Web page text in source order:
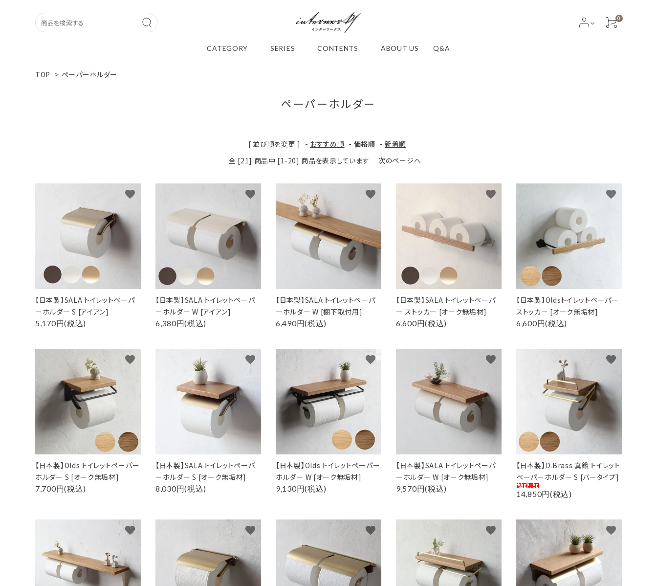
0
CATEGORY SERIES
独自のエイジング加工で やや古びた様な鉄
か懐かしい雰囲気を醸す -- オールズシリーズ
手作業でのサテン仕上による上質なツヤ
仕事が見てとれる ～ ディーブラス シリーズ
シンプルアイアン × 天然木 (オーク無垢
チュラルで温かみのある空間を演出する サラ
CONTENTS ABOUT US Q&A
TOP > ペーパーホルダー
ペーパーホルダー
[ 並び順を変更 ] - おすすめ順 - 価格順 - 新着順
全 [21] 商品中 [1-20] 商品を表示しています
次のページへ
【日本製】SALA トイレットペーパ
ーホルダー S [アイアン]
5,170円(税込)
favorite
【日本製】SALA トイレットペーパ
ーホルダー W [アイアン]
6,380円(税込)
favorite
【日本製】SALA トイレットペーパ
ーホルダー W [棚下取付用]
6,490円(税込)
favorite
【日本製】SALA トイレットペーパ
ー ストッカー [オーク無垢材]
6,600円(税込)
favorite
【日本製】Oldsトイレットペーパー
ストッカー [オーク無垢材]
6,600円(税込)
favorite
【日本製】Olds トイレットペーパー
ホルダー S [オーク無垢材]
7,700円(税込)
favorite
【日本製】SALA トイレットペーパ
ーホルダー S [オーク無垢材]
8,030円(税込)
favorite
【日本製】Olds トイレットペーパー
ホルダー W [オーク無垢材]
9,130円(税込)
favorite
【日本製】SALA トイレットペーパ
ーホルダー W [オーク無垢材]
9,570円(税込)
favorite
【日本製】D.Brass 真鍮 トイレット
ペーパーホルダー S [バータイプ]
14,850円(税込)
favorite
favorite favorite favorite favorite favorite
キーワード
カテゴリー